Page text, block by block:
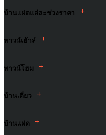
บ้านแฝดแต่ละช่วงราคา +
ทาวน์เฮ้าส์ +
ทาวน์โฮม +
บ้านเดี่ยว +
บ้านแฝด +